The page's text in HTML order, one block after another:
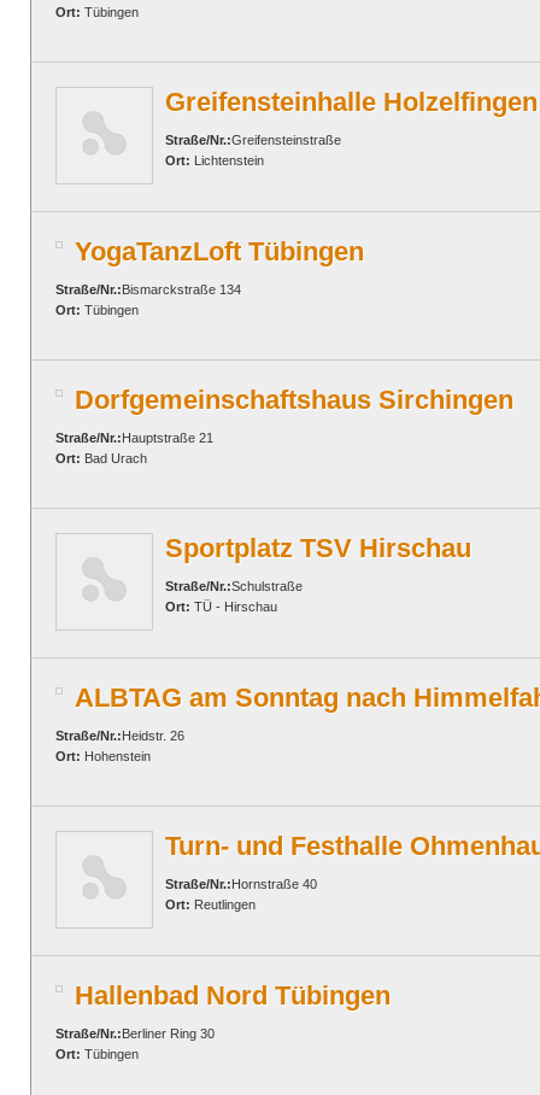
Ort: Tübingen
Greifensteinhalle Holzelfingen
Straße/Nr.:Greifensteinstraße
Ort: Lichtenstein
YogaTanzLoft Tübingen
Straße/Nr.:Bismarckstraße 134
Ort: Tübingen
Dorfgemeinschaftshaus Sirchingen
Straße/Nr.:Hauptstraße 21
Ort: Bad Urach
Sportplatz TSV Hirschau
Straße/Nr.:Schulstraße
Ort: TÜ - Hirschau
ALBTAG am Sonntag nach
Straße/Nr.:Heidstr. 26
Ort: Hohenstein
Turn- und Festhalle
Straße/Nr.:Hornstraße 40
Ort: Reutlingen
Hallenbad Nord Tübingen
Straße/Nr.:Berliner Ring 30
Ort: Tübingen